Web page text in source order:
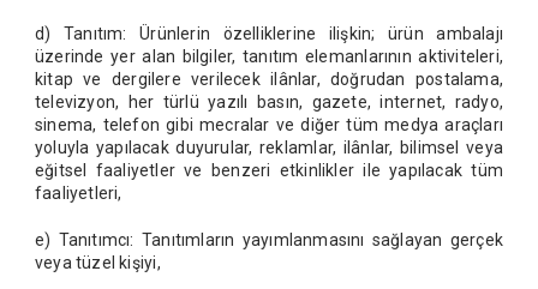
d) Tanıtım: Ürünlerin özelliklerine ilişkin; ürün ambalajı
üzerinde yer alan bilgiler, tanıtım elemanlarının aktiviteleri,
kitap ve dergilere verilecek ilânlar, doğrudan postalama,
televizyon, her türlü yazılı basın, gazete, internet, radyo,
sinema, telefon gibi mecralar ve diğer tüm medya araçları
yoluyla yapılacak duyurular, reklamlar, ilânlar, bilimsel veya
eğitsel faaliyetler ve benzeri etkinlikler ile yapılacak tüm
faaliyetleri,
e) Tanıtımcı: Tanıtımların yayımlanmasını sağlayan gerçek
veya tüzel kişiyi,